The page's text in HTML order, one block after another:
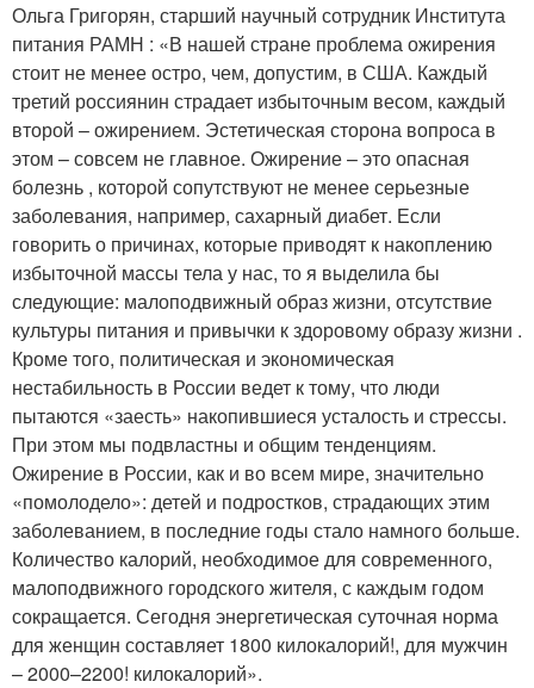
Ольга Григорян, старший научный сотрудник Института
питания РАМН : «В нашей стране проблема ожирения
стоит не менее остро, чем, допустим, в США. Каждый
третий россиянин страдает избыточным весом, каждый
второй – ожирением. Эстетическая сторона вопроса в
этом – совсем не главное. Ожирение – это опасная
болезнь , которой сопутствуют не менее серьезные
заболевания, например, сахарный диабет. Если
говорить о причинах, которые приводят к накоплению
избыточной массы тела у нас, то я выделила бы
следующие: малоподвижный образ жизни, отсутствие
культуры питания и привычки к здоровому образу жизни .
Кроме того, политическая и экономическая
нестабильность в России ведет к тому, что люди
пытаются «заесть» накопившиеся усталость и стрессы.
При этом мы подвластны и общим тенденциям.
Ожирение в России, как и во всем мире, значительно
«помолодело»: детей и подростков, страдающих этим
заболеванием, в последние годы стало намного больше.
Количество калорий, необходимое для современного,
малоподвижного городского жителя, с каждым годом
сокращается. Сегодня энергетическая суточная норма
для женщин составляет 1800 килокалорий!, для мужчин
– 2000–2200! килокалорий».